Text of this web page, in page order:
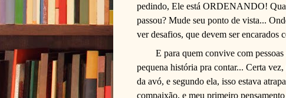
pedindo, Ele está ORDENANDO!
passou? Mude seu ponto de vista...
ver desafios, que devem ser encarados
E para quem convive com
pequena história pra contar... Certa
da avó, e segundo ela, isso estava
compaixão, e meu primeiro